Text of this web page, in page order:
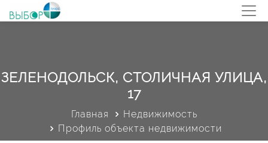
ЗЕЛЕНОДОЛЬСК, СТОЛИЧНАЯ УЛИЦА,
17
Главная
Недвижимость
Профиль объекта недвижимости